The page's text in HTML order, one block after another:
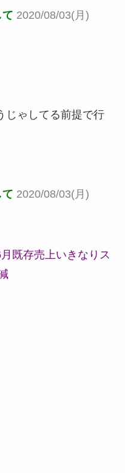
2020/08/03(月)
じゃしてる前提で行
2020/08/03(月)
既存売上いきなりス